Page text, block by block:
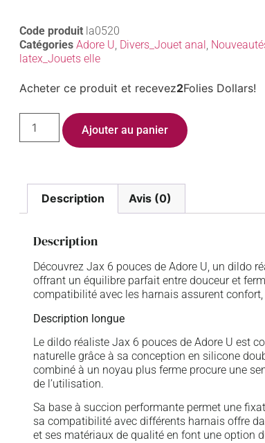
Code produit la0520
Catégories Adore U Divers_Jouet anal
latex_Jouets elle
Acheter ce produit et recevez2Folies Dollars!
Ajouter au panier
Description Avis (0)
Description
Découvrez Jax 6 pouces de Adore U, un dildo
offrant un équilibre parfait entre douceur et
compatibilité avec les harnais assurent
Description longue
Le dildo réaliste Jax 6 pouces de Adore U est
naturelle grâce à sa conception en silicone
combiné à un noyau plus ferme procure une
de l’utilisation.
Sa base à succion performante permet une
sa compatibilité avec différents harnais offre
et ses matériaux de qualité en font une option